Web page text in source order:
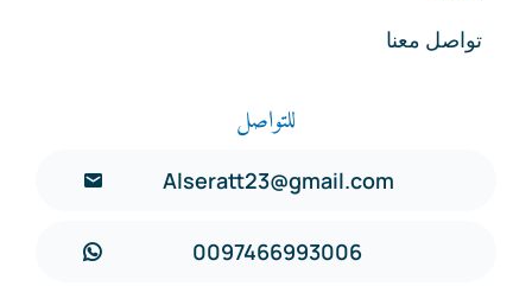
تواصل معنا
للتواصل
Alseratt23@gmail.com
0097466993006